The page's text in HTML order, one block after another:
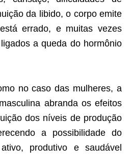
da libido, o corpo emite
errado, e muitas vezes
a queda do hormônio
no caso das mulheres, a
abranda os efeitos
dos níveis de produção
a possibilidade do
produtivo e saudável